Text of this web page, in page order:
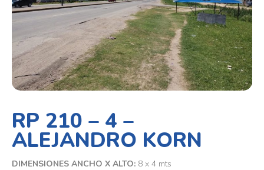
RP 210 – 4 –
ALEJANDRO KORN
DIMENSIONES ANCHO X ALTO: 8 x 4 mts